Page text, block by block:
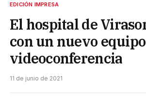
EDICIÓN IMPRESA
El hospital de
con un nuevo
videoconferencia
11 de junio de 2021